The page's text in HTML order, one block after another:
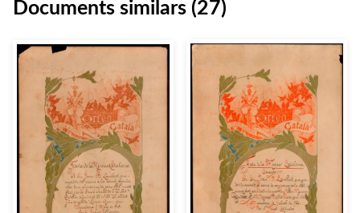
Documents similars (27)